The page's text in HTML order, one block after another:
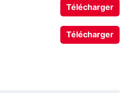
Télécharger
Télécharger